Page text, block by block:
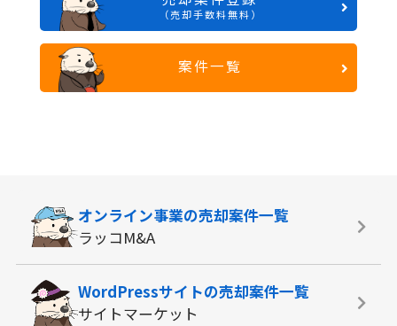
（売却手数料無料）
案件一覧
オンライン事業の売却案件一覧
ラッコM&A
WordPressサイトの売却案件一覧
サイトマーケット